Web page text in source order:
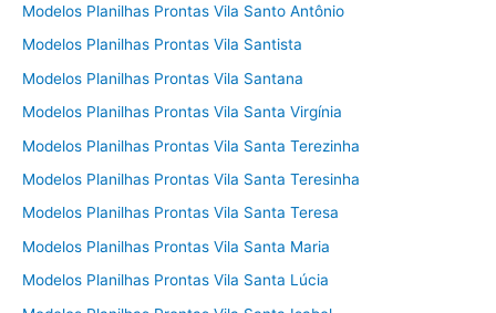
Modelos Planilhas Prontas Vila Santo Antônio
Modelos Planilhas Prontas Vila Santista
Modelos Planilhas Prontas Vila Santana
Modelos Planilhas Prontas Vila Santa Virgínia
Modelos Planilhas Prontas Vila Santa Terezinha
Modelos Planilhas Prontas Vila Santa Teresinha
Modelos Planilhas Prontas Vila Santa Teresa
Modelos Planilhas Prontas Vila Santa Maria
Modelos Planilhas Prontas Vila Santa Lúcia